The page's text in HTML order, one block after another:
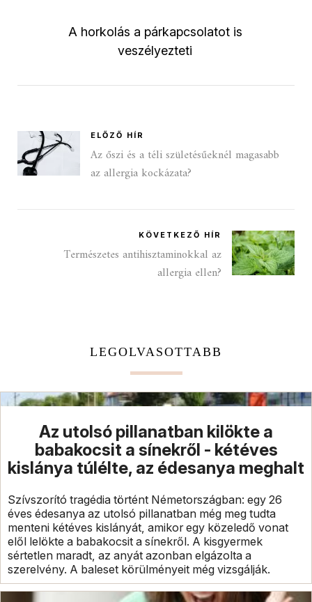
A horkolás a párkapcsolatot is
veszélyezteti
ELŐZŐ HÍR
Az őszi és a téli születésűeknél magasabb
az allergia kockázata?
KÖVETKEZŐ HÍR
Természetes antihisztaminokkal az
allergia ellen?
LEGOLVASOTTABB
Az utolsó pillanatban kilökte a
babakocsit a sínekről - kétéves
kislánya túlélte, az édesanya meghalt
Szívszorító tragédia történt Németországban: egy 26
éves édesanya az utolsó pillanatban még meg tudta
menteni kétéves kislányát, amikor egy közeledő vonat
elől lelökte a babakocsit a sínekről. A kisgyermek
sértetlen maradt, az anyát azonban elgázolta a
szerelvény. A baleset körülményeit még vizsgálják.